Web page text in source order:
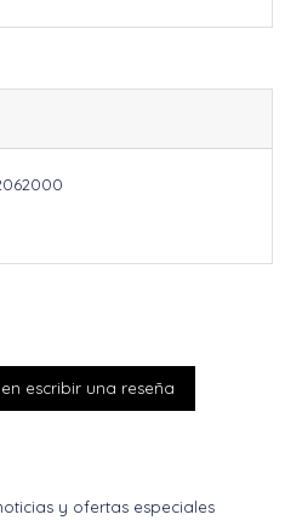
escribir una reseña
y ofertas especiales